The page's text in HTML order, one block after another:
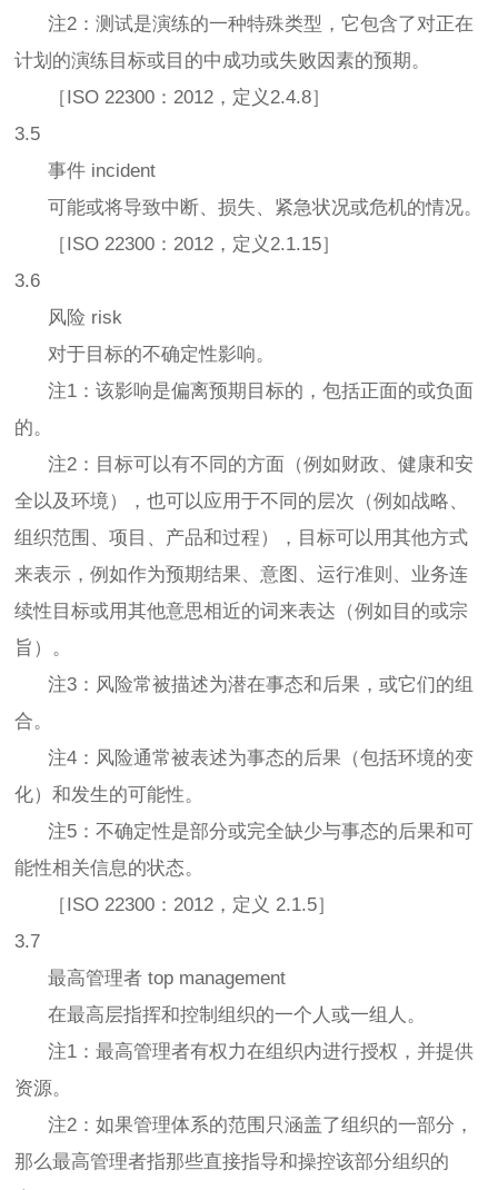
注2：测试是演练的一种特殊类型，它包含了对正在
计划的演练目标或目的中成功或失败因素的预期。
［ISO 22300：2012，定义2.4.8］
3.5
事件 incident
可能或将导致中断、损失、紧急状况或危机的情况。
［ISO 22300：2012，定义2.1.15］
3.6
风险 risk
对于目标的不确定性影响。
注1：该影响是偏离预期目标的，包括正面的或负面
的。
注2：目标可以有不同的方面（例如财政、健康和安
全以及环境），也可以应用于不同的层次（例如战略、
组织范围、项目、产品和过程），目标可以用其他方式
来表示，例如作为预期结果、意图、运行准则、业务连
续性目标或用其他意思相近的词来表达（例如目的或宗
旨）。
注3：风险常被描述为潜在事态和后果，或它们的组
合。
注4：风险通常被表述为事态的后果（包括环境的变
化）和发生的可能性。
注5：不确定性是部分或完全缺少与事态的后果和可
能性相关信息的状态。
［ISO 22300：2012，定义 2.1.5］
3.7
最高管理者 top management
在最高层指挥和控制组织的一个人或一组人。
注1：最高管理者有权力在组织内进行授权，并提供
资源。
注2：如果管理体系的范围只涵盖了组织的一部分，
那么最高管理者指那些直接指导和操控该部分组织的